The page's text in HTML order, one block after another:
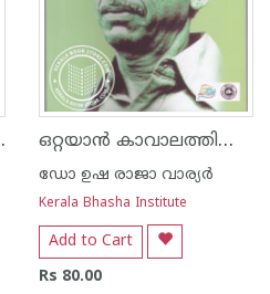
ഒറ്റയാന്‍ കാവാലത്തിന്റെ ജീവിതവും കലാസപര്യയും
ഡോ ഉഷ രാജാ വാര്യര്‍
Kerala Bhasha Institute
Add to Cart
Rs 80.00